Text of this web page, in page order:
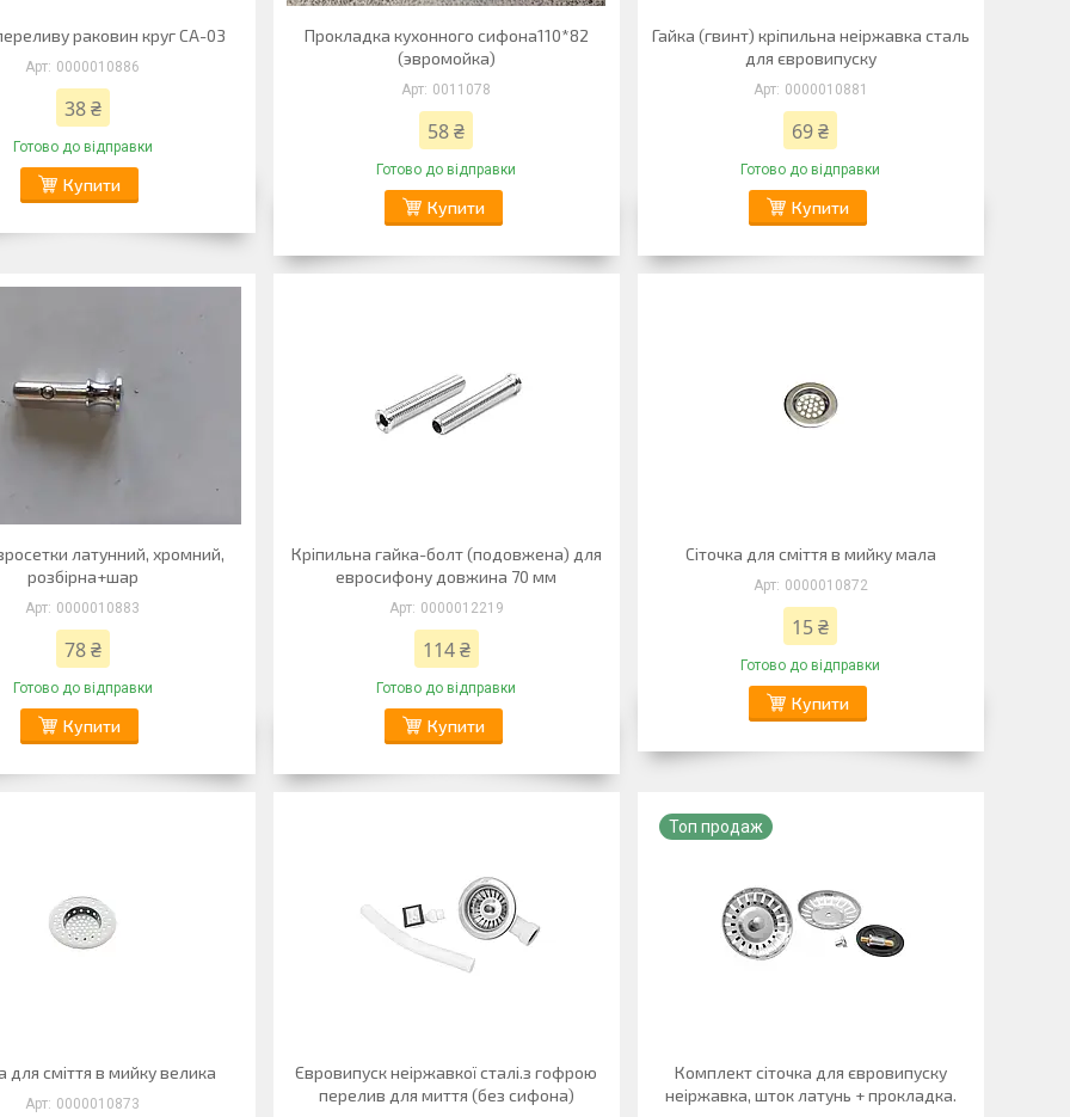
раковин круг СА-03
0000010886
38 ₴
Готово до відправки
Купити
Прокладка кухонного сифона110*82
(эвромойка)
0011078
58 ₴
Готово до відправки
Купити
Гайка (гвинт) кріпильна неіржавка сталь
для євровипуску
0000010881
69 ₴
Готово до відправки
Купити
латунний, хромний,
розбірна+шар
0000010883
78 ₴
Готово до відправки
Купити
Кріпильна гайка-болт (подовжена) для
евросифону довжина 70 мм
0000012219
114 ₴
Готово до відправки
Купити
Сіточка для сміття в мийку мала
0000010872
15 ₴
Готово до відправки
Купити
для сміття в мийку велика
0000010873
Євровипуск неіржавкої сталі.з гофрою
перелив для миття (без сифона)
Топ продаж
Комплект сіточка для євровипуску
неіржавка, шток латунь + прокладка.